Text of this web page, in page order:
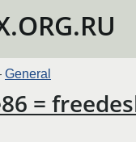
General
=